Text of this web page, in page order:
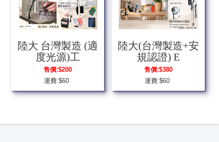
陸大 台灣製造 (適
度光源)工
售價:$200
運費:$60
陸大(台灣製造+安
規認證) E
售價:$380
運費:$60